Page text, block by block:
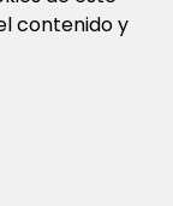
de la
contenido y